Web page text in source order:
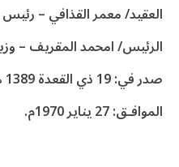
العقيد/ معمر القذافي –
الرئيس/ امحمد المقريف –
صدر في: 19 ذي القعدة 1389 هـ.
الموافـق: 27 يناير 1970م.